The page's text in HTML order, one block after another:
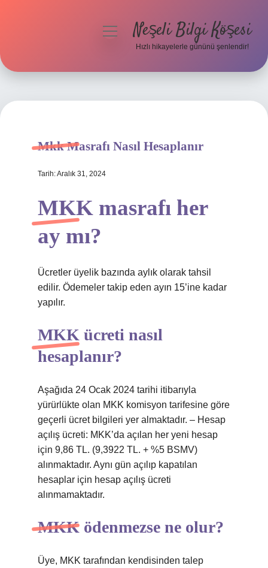
Hakkımızda
menüyüNeşeli Bilgi Köşesi
Hızlı hikayelerle gününü şenlendir!
Mkk Masrafı Nasıl Hesaplanır
Tarih: Aralık 31, 2024
MKK masrafı her
ay mı?
Ücretler üyelik bazında aylık olarak tahsil
edilir. Ödemeler takip eden ayın 15’ine kadar
yapılır.
MKK ücreti nasıl
hesaplanır?
Aşağıda 24 Ocak 2024 tarihi itibarıyla
yürürlükte olan MKK komisyon tarifesine göre
geçerli ücret bilgileri yer almaktadır. – Hesap
açılış ücreti: MKK’da açılan her yeni hesap
için 9,86 TL. (9,3922 TL. + %5 BSMV)
alınmaktadır. Aynı gün açılıp kapatılan
hesaplar için hesap açılış ücreti
alınmamaktadır.
MKK ödenmezse ne olur?
Üye, MKK tarafından kendisinden talep